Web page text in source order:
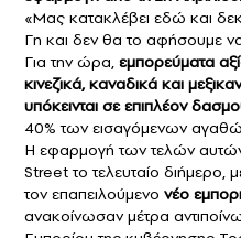
«Μας κατακλέβει εδώ και
Γη και δεν θα το αφήσουμε να
Για την ώρα, εμπορεύματα
κινεζικά, καναδικά και
υπόκεινται σε επιπλέον
40% των εισαγόμενων
Η εφαρμογή των τελών
Street το τελευταίο διήμερο,
τον επαπειλούμενο νέο
ανακοίνωσαν μέτρα